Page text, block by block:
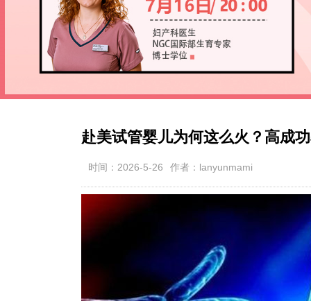
赴美试管婴儿为何这么火？高成
时间：2026-5-26 作者：lanyunmami